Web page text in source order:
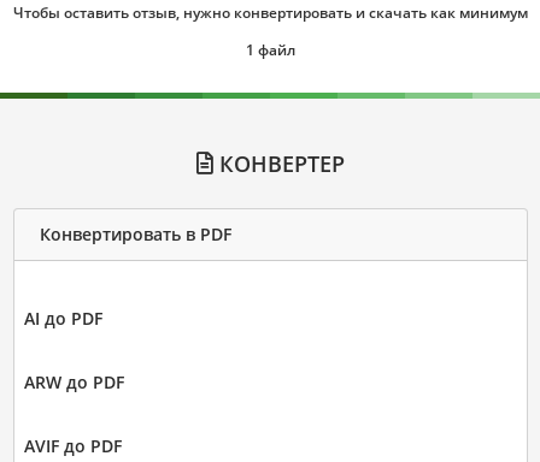
Чтобы оставить отзыв, нужно конвертировать и скачать как минимум
1 файл
КОНВЕРТЕР
Конвертировать в PDF
AI до PDF
ARW до PDF
AVIF до PDF